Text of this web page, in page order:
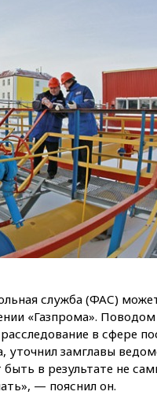
служба (ФАС)
«Газпрома». Поводом
в сфере
уточнил замглавы
в результате не
— пояснил он.